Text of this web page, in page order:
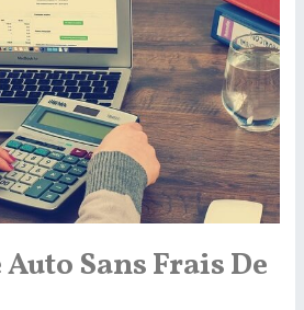
Auto Sans Frais De